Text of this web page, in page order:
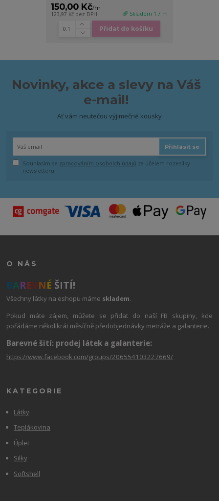
150,00 Kč/m
123,97 Kč bez DPH 🌈 Skladem 1.7 m
Přidat do košíku
Novinky, akce a slevy na Váš
e-mail!
Ať vám neutečou výjimečné kousky
Přihlásit se
Souhlasím se zpracováním osobních údajů za účelem rozesílky
newsletteru.
O NÁS
BAREVNÉ ŠITÍ!
Všechny látky na eshopu máme skladem.
Pokud máte zájem, můžete se přidat do naší FB skupiny, kde
pořádáme několikrát měsíčně předobjednávky metráže a galanterie.
Barevné šití: prodej látek a galanterie:
https://www.facebook.com/groups/206554103227669/
KATEGORIE
Látky
Teplákovina
Úplet
Silky
Softshell